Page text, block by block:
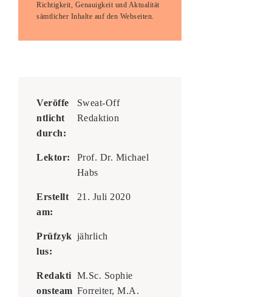
Richtigkeit, Genauigkeit und Aktualität
sämtlicher Inhalte auf den Webseiten.
Veröffe
ntlicht
durch:
Sweat-Off
Redaktion
Lektor:
Prof. Dr. Michael
Habs
Erstellt
am:
21. Juli 2020
Prüfzyk
lus:
jährlich
Redakti
onsteam
M.Sc. Sophie
Forreiter, M.A.